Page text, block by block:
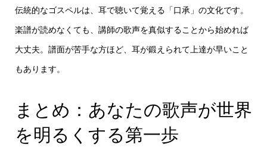
伝統的なゴスペルは、耳で聴いて覚える「口承」の文化です。
楽譜が読めなくても、講師の歌声を真似することから始めれば
大丈夫。譜面が苦手な方ほど、耳が鍛えられて上達が早いこと
もあります。
まとめ：あなたの歌声が世界
を明るくする第一歩